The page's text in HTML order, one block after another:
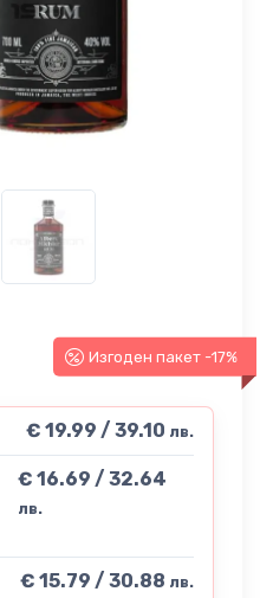
Изгоден пакет -17%
€ 19.99 / 39.10 лв.
€ 16.69 / 32.64
лв.
€ 15.79 / 30.88 лв.